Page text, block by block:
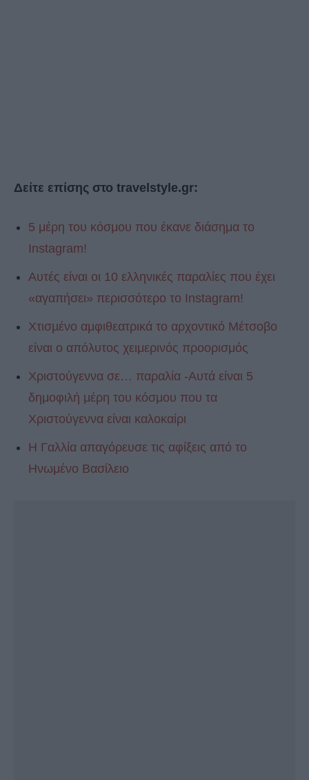
Δείτε επίσης στο travelstyle.gr:
5 μέρη του κόσμου που έκανε διάσημα το
Instagram!
Αυτές είναι οι 10 ελληνικές παραλίες που έχει
«αγαπήσει» περισσότερο το Instagram!
Χτισµένο αµφιθεατρικά το αρχοντικό Μέτσοβο
είναι ο απόλυτος χειμερινός προορισμός
Χριστούγεννα σε… παραλία -Αυτά είναι 5
δημοφιλή μέρη του κόσμου που τα
Χριστούγεννα είναι καλοκαίρι
Η Γαλλία απαγόρευσε τις αφίξεις από το
Ηνωμένο Βασίλειο